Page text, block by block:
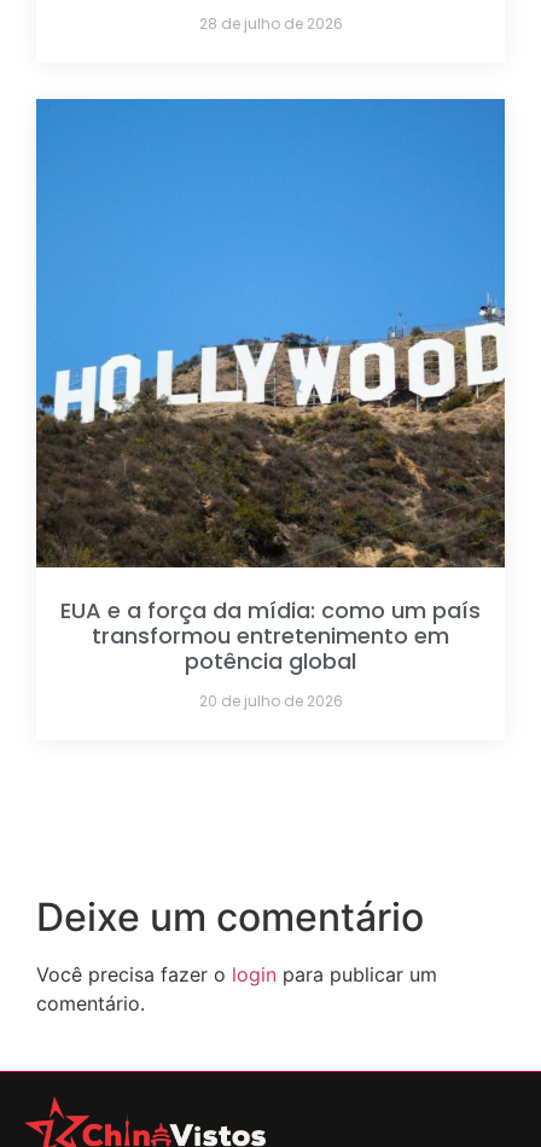
28 de julho de 2026
EUA e a força da mídia: como um país
transformou entretenimento em
potência global
20 de julho de 2026
Deixe um comentário
Você precisa fazer o login para publicar um
comentário.